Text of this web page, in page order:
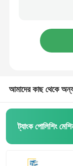
স্বয়ংক্রিয় পাইপ
ওয়্যার পোলিশিং মেশিন
আমাদের কাছ থেকে
ট্যাংক পোলিশিং